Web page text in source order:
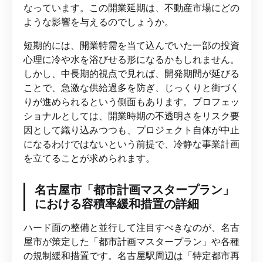
なっています。この開業延期は、不動産市場にどの
ような影響を与えるのでしょうか。
短期的には、開業特需を当て込んでいた一部の投資
心理に冷や水を浴びせる形になるかもしれません。
しかし、中長期的視点で見れば、開発期間が延びる
ことで、急激な供給過多を防ぎ、じっくりと街づく
りが進められるという側面もあります。プロフェッ
ショナルとしては、開業時期の不透明さをリスク要
因として織り込みつつも、プロジェクト自体が中止
になるわけではないという前提で、冷静な事業計画
を立てることが求められます。
名古屋市「都市計画マスタープラン」
における容積率緩和措置の詳細
ハード面の整備と並行して注目すべきなのが、名古
屋市が策定した「都市計画マスタープラン」や各種
の規制緩和措置です。名古屋駅周辺は「特定都市再